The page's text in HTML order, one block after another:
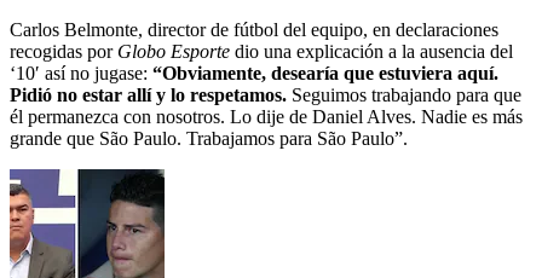
Carlos Belmonte, director de fútbol del equipo, en declaraciones
recogidas por Globo Esporte dio una explicación a la ausencia del
‘10′ así no jugase: “Obviamente, desearía que estuviera aquí.
Pidió no estar allí y lo respetamos. Seguimos trabajando para que
él permanezca con nosotros. Lo dije de Daniel Alves. Nadie es más
grande que São Paulo. Trabajamos para São Paulo”.